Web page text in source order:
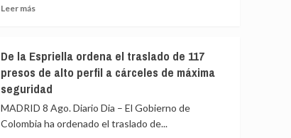
trabajador
acusado
de
para
Israel
Leer másLeer
peligro
de
enfermar
la
Amazonía
De la Espriella ordena el traslado de 117
presos de alto perfil a cárceles de máxima
seguridad
MADRID 8 Ago. Diario Dia – El Gobierno de
Colombia ha ordenado el traslado de...